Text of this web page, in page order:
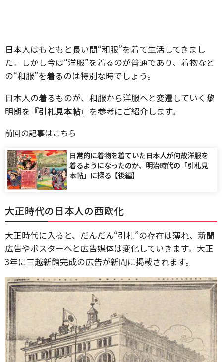
日本人はもともと長い間“和服”を着て生活してきまし
た。しかし今は“洋服”を着るのが普通であり、着物など
の“和服”を着るのは特別な時でしょう。
日本人の着るものが、和服から洋服へと変遷していく黎
明期を 『引札見本帖』 を参考にご紹介します。
前回の記事はこちら
日常的に着物を着ていた日本人が何故洋服を
着るようになったのか、明治時代の「引札見
本帖」に探る【後編】
大正時代の日本人の西欧化
大正時代に入ると、だんだん“引札”の存在は薄れ、新聞
広告やポスターへと広告媒体は変化していきます。大正
3年に三越新館完成の広告が新聞に掲載されます。